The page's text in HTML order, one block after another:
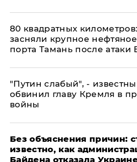
80 квадратных
засняли крупное
порта Тамань после атаки
​"Путин слабый", -
обвинил главу Кремля в
войны
Без объяснения причин:
известно, как
Байдена отказала